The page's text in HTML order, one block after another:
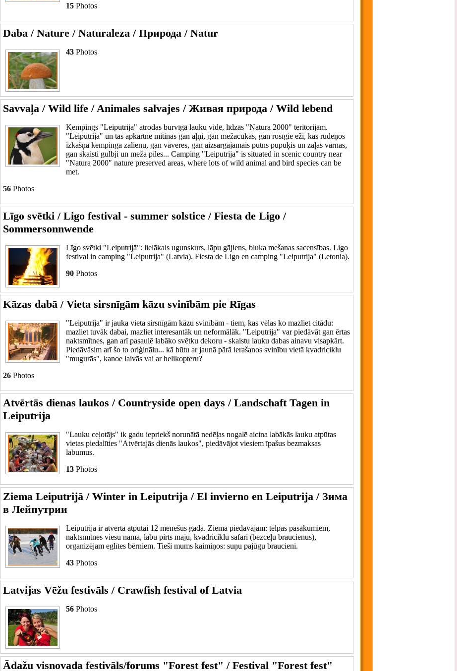
15 Photos
Daba / Nature / Naturaleza / Природа / Natur
43 Photos
Savvaļa / Wild life / Animales salvajes / Живая природа / Wild lebend
Kempings "Leiputrija" atrodas burvīgā lauku vidē, līdzās "Natura 2000" teritorijām.
"Leiputrijā" un tās apkārtnē mitinās gan aļņi, gan mežacūkas, gan rosīgie eži, kas rudeņos
izkašņā kempinga zālienu, gan vāveres, gan aizsargājamais putns pupuķis un zaļās vārnas,
gan skaisti gulbji un meža pīles... Camping "Leiputrija" is situated in scenic country near
"Natura 2000" nature preserved areas, where lots of wild animal and bird species can be
met.
56 Photos
Līgo svētki / Ligo festival - summer solstice / Fiesta de Ligo /
Sommersonnwende
Līgo svētki "Leiputrijā": lielākais ugunskurs, lāpu gājiens, bluķa mešanas sacensības. Ligo
festival in camping "Leiputrija" (Latvia). Fiesta de Ligo en camping "Leiputrija" (Letonia).
90 Photos
Kāzas dabā / Vieta sirsnīgām kāzu svinībām pie Rīgas
"Leiputrija" ir jauka vieta sirsnīgām kāzu svinībām - tiem, kas vēlas ko mazliet citādu:
mazliet tuvāk dabai, mazliet interesantāk un neformālāk. "Leiputrija" var piedāvāt gan ērtas
naktsmītnes, gan arī pasaulē labāko svētku dekoru - skaistu lauku dabas ainavu visapkārt.
Piedāvāsim arī šo to oriģinālu... kā būtu ar jaunā pārā ierašanos svinību vietā kvadriciklu
"mugurās", kanoe laivās vai ar helikopteru?
26 Photos
Atvērtās dienas laukos / Countryside open days / Landschaft Tagen in
Leiputrija
"Lauku ceļotājs" ik gadu iepriekš norunātā nedēļas nogalē aicina labākās lauku atpūtas
vietas piedalīties "Atvērtajās dienās laukos", piedāvājot viesiem īpašus bezmaksas
labumus.
13 Photos
Ziema Leiputrijā / Winter in Leiputrija / El invierno en Leiputrija / Зима
в Лейпутрии
Leiputrija ir atvērta atpūtai 12 mēnešus gadā. Ziemā piedāvājam: telpas pasākumiem,
naktsmītnes viesu namā, labu pirts māju, kvadriciklu safari (bezceļu braucienus),
organizējam eglītes bērniem. Tieši mums kaimiņos: suņu pajūgu braucieni.
43 Photos
Latvijas Vēžu festivāls / Crawfish festival of Latvia
56 Photos
Ādažu visnovada festivāls/forums "Forest fest" / Festival "Forest fest"